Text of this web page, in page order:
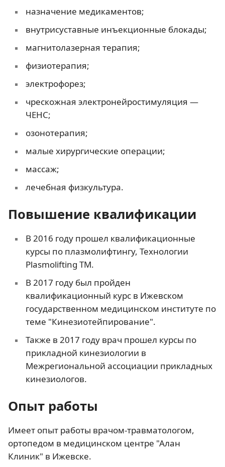
назначение медикаментов;
внутрисуставные инъекционные блокады;
магнитолазерная терапия;
физиотерапия;
электрофорез;
чрескожная электронейростимуляция —
ЧЕНС;
озонотерапия;
малые хирургические операции;
массаж;
лечебная физкультура.
Повышение квалификации
В 2016 году прошел квалификационные
курсы по плазмолифтингу, Технологии
Plasmolifting ТМ.
В 2017 году был пройден
квалификационный курс в Ижевском
государственном медицинском институте по
теме "Кинезиотейпирование".
Также в 2017 году врач прошел курсы по
прикладной кинезиологии в
Межрегиональной ассоциации прикладных
кинезиологов.
Опыт работы
Имеет опыт работы врачом-травматологом,
ортопедом в медицинском центре "Алан
Клиник" в Ижевске.